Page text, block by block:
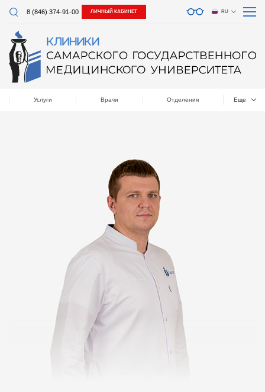
8 (846) 374-91-00 ЛИЧНЫЙ КАБИНЕТ RU
Услуги Врачи Отделения Еще